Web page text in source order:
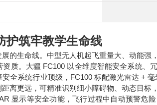
护筑牢教学生命线
的生命线。中型无人机起飞重量大、动能
质。 大疆 FC100 以全维度智能安全系统、
全系统行业顶级，FC100 标配激光雷达 +
离更远，可精准识别细小障碍物、动态目
显示等安全功能，飞行过程中自动预警危